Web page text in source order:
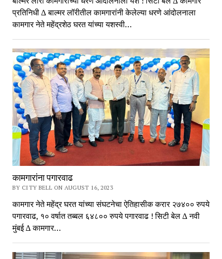
प्रतिनिधी ∆ बाल्मर लॉरीतील कामगारांनी केलेल्या धरणे आंदोलनाला
कामगार नेते महेंद्रशेठ घरत यांच्या यशस्वी…
कामगारांना पगारवाढ
BY CITY BELL ON AUGUST 16, 2023
कामगार नेते महेंद्र घरत यांच्या संघटनेचा ऐतिहासीक करार २७४०० रुपये
पगारवाढ, १० वर्षात तब्बल ६४८०० रुपये पगारवाढ ! सिटी बेल ∆ नवी
मुंबई ∆ कामगार…